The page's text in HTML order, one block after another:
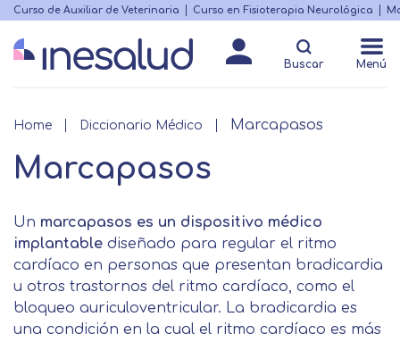
Skip
main
content
Menú
destacado
Curso de Auxiliar de Veterinaria Curso en Fisioterapia Neurológica
Buscar Menú
Breadcrumb
Home Diccionario Médico Marcapasos
Marcapasos
Un marcapasos es un dispositivo médico
implantable diseñado para regular el ritmo
cardíaco en personas que presentan bradicardia
u otros trastornos del ritmo cardíaco, como el
bloqueo auriculoventricular. La bradicardia es
una condición en la cual el ritmo cardíaco es más
Matricularme